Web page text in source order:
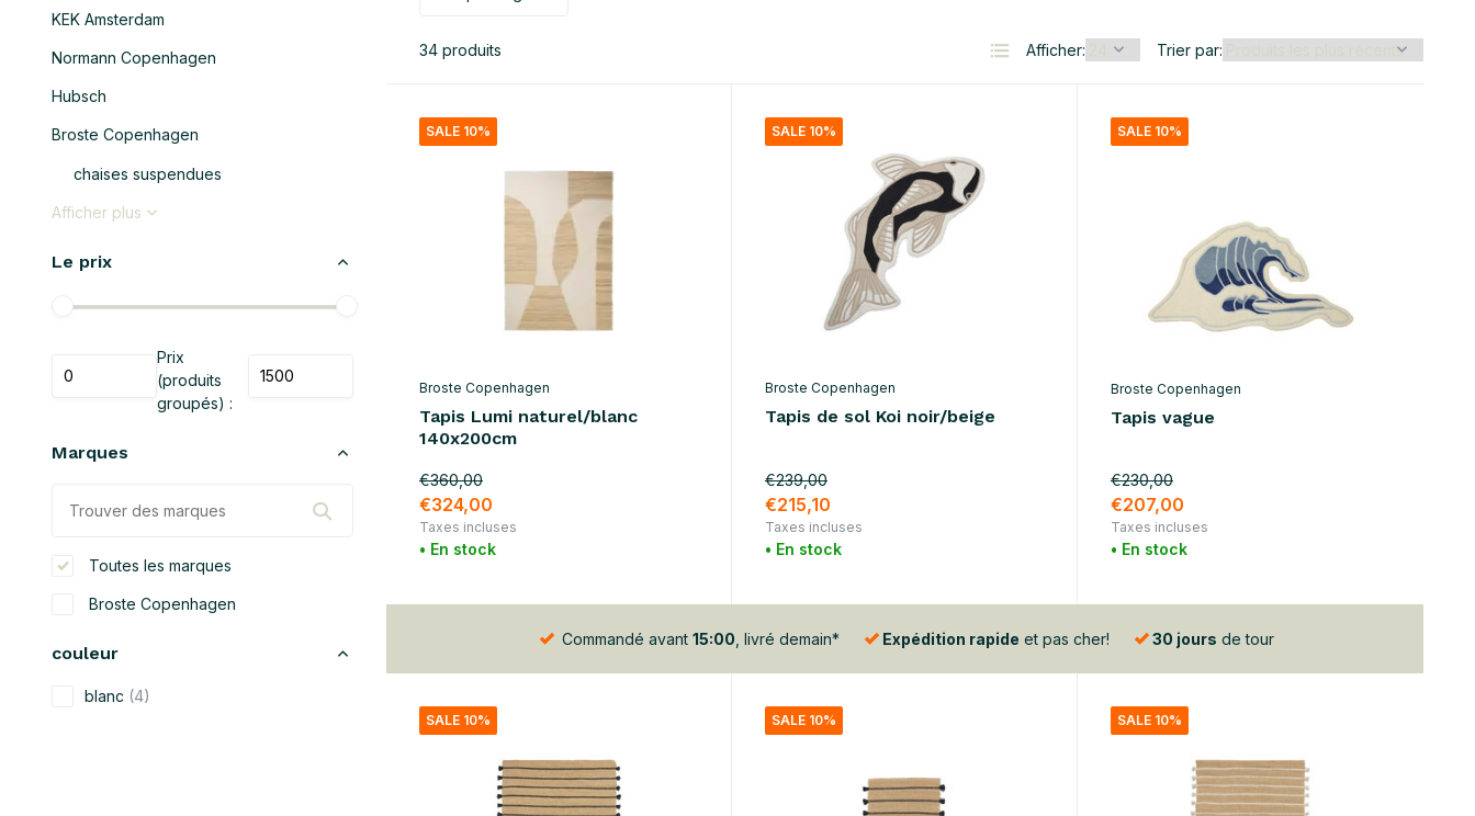
KEK Amsterdam
Normann Copenhagen
Hubsch
Broste Copenhagen
chaises suspendues
Afficher plus
Le prix
Prix
(produits
groupés) :
Marques
Toutes les marques
Broste Copenhagen
couleur
blanc (4)
34 produits Afficher: Trier par:
SALE 10%
Broste Copenhagen
Tapis Lumi naturel/blanc
140x200cm
€360,00
€324,00
Taxes incluses
• En stock
SALE 10%
Broste Copenhagen
Tapis de sol Koi noir/beige
€239,00
€215,10
Taxes incluses
• En stock
SALE 10%
Broste Copenhagen
Tapis vague
€230,00
€207,00
Taxes incluses
• En stock
Commandé avant 15:00 , livré demain* Expédition rapide et pas cher! 30 jours de tour
SALE 10% SALE 10% SALE 10%